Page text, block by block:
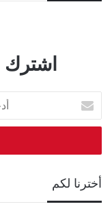
اشترك
أدخل
بريدك
الالكتروني
أخترنا لكم